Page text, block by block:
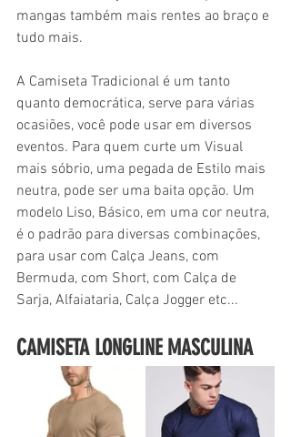
mangas também mais rentes ao braço e
tudo mais.
A Camiseta Tradicional é um tanto
quanto democrática, serve para várias
ocasiões, você pode usar em diversos
eventos. Para quem curte um Visual
mais sóbrio, uma pegada de Estilo mais
neutra, pode ser uma baita opção. Um
modelo Liso, Básico, em uma cor neutra,
é o padrão para diversas combinações,
para usar com Calça Jeans, com
Bermuda, com Short, com Calça de
Sarja, Alfaiataria, Calça Jogger etc...
CAMISETA LONGLINE MASCULINA